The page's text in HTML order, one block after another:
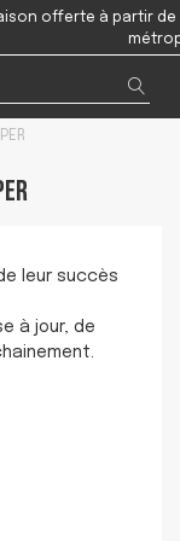
offerte à partir de 49€
leur succès
à jour, de